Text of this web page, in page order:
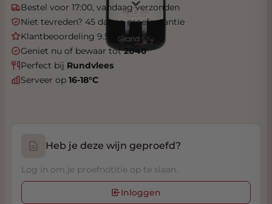
Bestel voor 17:00, vandaag verzonden
Niet tevreden? 45 dagen proefgarantie
Klantbeoordeling 9.5/10
Geniet nu of bewaar tot2040
Perfect bij Rundvlees
Serveer op 16-18°C
Heb je deze wijn geproefd?
Log in om je proefnotitie op te slaan.
Inloggen